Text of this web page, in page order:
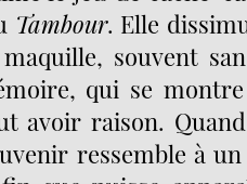
Tambour. Elle
souvent
qui se
avoir raison.
ressemble à